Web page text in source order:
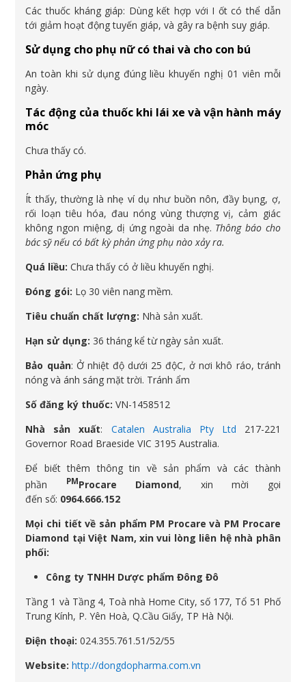
Các thuốc kháng giáp: Dùng kết hợp với I ốt có thể dẫn
tới giảm hoạt động tuyến giáp, và gây ra bệnh suy giáp.
Sử dụng cho phụ nữ có thai và cho con bú
An toàn khi sử dụng đúng liều khuyến nghị 01 viên mỗi
ngày.
Tác động của thuốc khi lái xe và vận hành máy
móc
Chưa thấy có.
Phản ứng phụ
Ít thấy, thường là nhẹ ví dụ như buồn nôn, đầy bụng, ợ,
rối loạn tiêu hóa, đau nóng vùng thượng vị, cảm giác
không ngon miệng, dị ứng ngoài da nhẹ. Thông báo cho
bác sỹ nếu có bất kỳ phản ứng phụ nào xảy ra.
Quá liều: Chưa thấy có ở liều khuyến nghị.
Đóng gói: Lọ 30 viên nang mềm.
Tiêu chuẩn chất lượng: Nhà sản xuất.
Hạn sử dụng: 36 tháng kể từ ngày sản xuất.
Bảo quản: Ở nhiệt độ dưới 25 độC, ở nơi khô ráo, tránh
nóng và ánh sáng mặt trời. Tránh ẩm
Số đăng ký thuốc:VN-1458512
Nhà sản xuất: Catalen Australia Pty Ltd 217-221
Governor Road Braeside VIC 3195 Australia.
Để biết thêm thông tin về sản phẩm và các thành
phần
PMProcare Diamond, xin mời gọi
đến số: 0964.666.152
Mọi chi tiết về sản phẩm PM Procare và PM Procare
Diamond tại Việt Nam, xin vui lòng liên hệ nhà phân
phối:
Công ty TNHH Dược phẩm Đông Đô
Tầng 1 và Tầng 4, Toà nhà Home City, số 177, Tổ 51 Phố
Trung Kính, P. Yên Hoà, Q.Cầu Giấy, TP Hà Nội.
Điện thoại: 024.355.761.51/52/55
Website: http://dongdopharma.com.vn